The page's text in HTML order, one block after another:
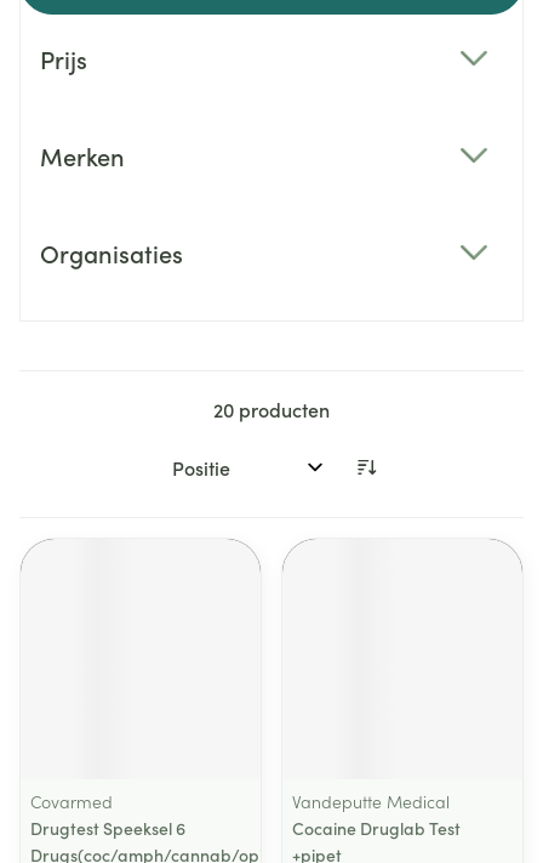
Prijs
Merken
Organisaties
20 producten
Sorteer op:
Covarmed
Drugtest Speeksel 6
Drugs(coc/amph/cannab/opiat/xt
Vandeputte Medical
Cocaine Druglab Test
+pipet